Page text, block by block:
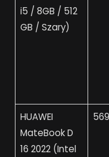
i5 / 8GB / 512
GB / Szary)
HUAWEI
MateBook D
16 2022 (Intel